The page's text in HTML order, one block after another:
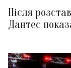
Після
Дантес